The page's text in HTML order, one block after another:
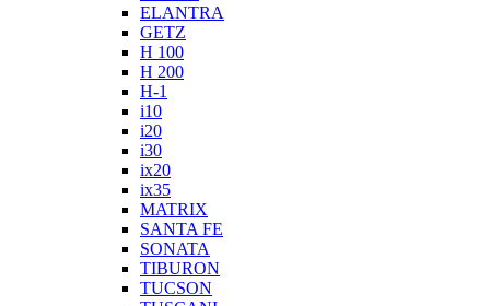
ELANTRA
GETZ
H 100
H 200
H-1
i10
i20
i30
ix20
ix35
MATRIX
SANTA FE
SONATA
TIBURON
TUCSON